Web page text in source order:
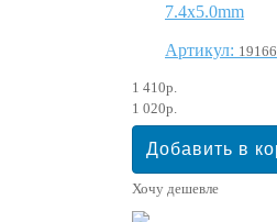
7.4x5.0mm
Артикул: 19166
1 410р.
1 020р.
Хочу дешевле